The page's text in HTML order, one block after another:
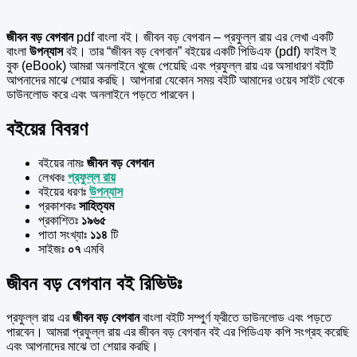
জীবন বড় বেগবান pdf বাংলা বই। জীবন বড় বেগবান – প্রফুল্ল রায় এর লেখা একটি
বাংলা উপন্যাসবই। তার “জীবন বড় বেগবান” বইয়ের একটি পিডিএফ (pdf) ফাইল ই
বুক (eBook) আমরা অনলাইনে খুজে পেয়েছি এবং প্রফুল্ল রায় এর অসাধারণ বইটি
আপনাদের মাঝে শেয়ার করছি। আপনারা যেকোন সময় বইটি আমাদের ওয়েব সাইট থেকে
ডাউনলোড করে এবং অনলাইনে পড়তে পারবেন।
বইয়ের বিবরণ
বইয়ের নামঃ জীবন বড় বেগবান
লেখকঃ প্রফুল্ল রায়
বইয়ের ধরণঃ উপন্যাস
প্রকাশকঃ সাহিত্যম
প্রকাশিতঃ ১৯৬৫
পাতা সংখ্যাঃ ১১৪ টি
সাইজঃ ০৭ এমবি
জীবন বড় বেগবান বই রিভিউঃ
প্রফুল্ল রায় এরজীবন বড় বেগবানবাংলা বইটি সম্পুর্ণ ফ্রীতে ডাউনলোড এবং পড়তে
পারবেন। আমরা প্রফুল্ল রায় এর জীবন বড় বেগবান বই এর পিডিএফ কপি সংগ্রহ করেছি
এবং আপনাদের মাঝে তা শেয়ার করছি।